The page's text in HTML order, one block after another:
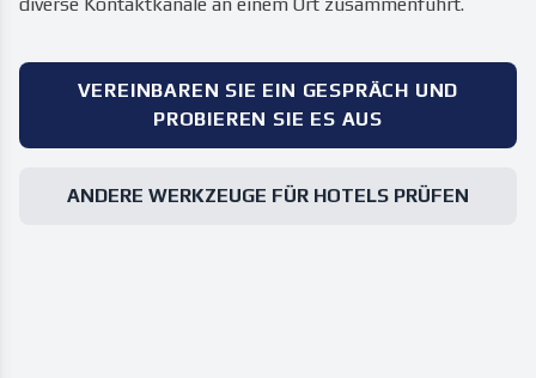
VEREINBAREN SIE EIN GESPRÄCH UND
PROBIEREN SIE ES AUS
ANDERE WERKZEUGE FÜR HOTELS PRÜFEN